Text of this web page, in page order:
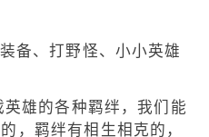
备、打野怪、小小英雄
雄的各种羁绊，我们能
，羁绊有相生相克的，